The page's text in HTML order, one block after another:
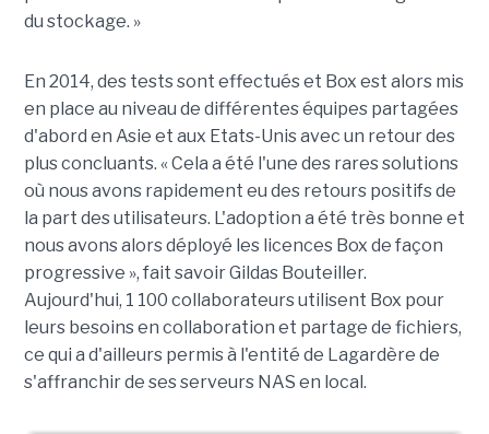
du stockage. »
En 2014, des tests sont effectués et Box est alors mis
en place au niveau de différentes équipes partagées
d'abord en Asie et aux Etats-Unis avec un retour des
plus concluants. « Cela a été l'une des rares solutions
où nous avons rapidement eu des retours positifs de
la part des utilisateurs. L'adoption a été très bonne et
nous avons alors déployé les licences Box de façon
progressive », fait savoir Gildas Bouteiller.
Aujourd'hui, 1 100 collaborateurs utilisent Box pour
leurs besoins en collaboration et partage de fichiers,
ce qui a d'ailleurs permis à l'entité de Lagardère de
s'affranchir de ses serveurs NAS en local.